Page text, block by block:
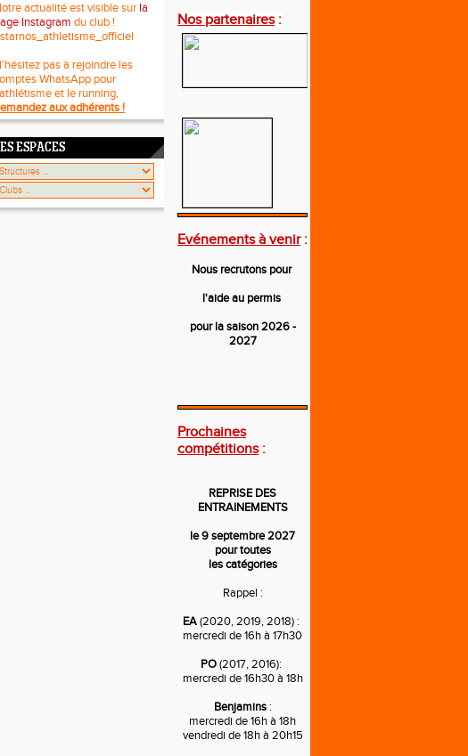
actualité est visible sur la
Instagram du club !
pas à rejoindre les
WhatsApp pour
et le running,
aux adhérents !
ESPACES
Nos partenaires:
Evénements à venir:
Nous recrutons pour
l'aide au permis
pour la saison 2026 -
2027
Prochaines
compétitions:
REPRISE DES
ENTRAINEMENTS
le 9 septembre 2027
pour toutes
les catégories
Rappel :
EA(2020, 2019, 2018) :
mercredi de 16h à 17h30
PO(2017, 2016):
mercredi de 16h30 à 18h
Benjamins:
mercredi de 16h à 18h
vendredi de 18h à 20h15